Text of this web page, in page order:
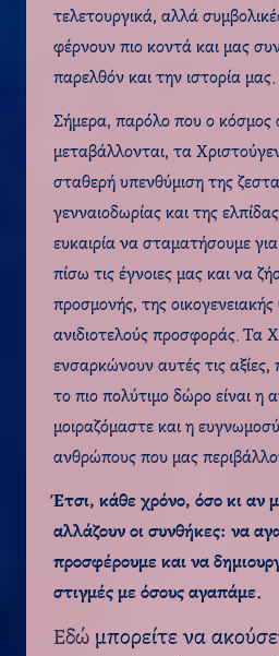
τελετουργικά, αλλά
φέρνουν πιο κοντά και μας
παρελθόν και την ιστορία μας.
Σήμερα, παρόλο που ο κόσμος
μεταβάλλονται, τα
σταθερή υπενθύμιση της
γενναιοδωρίας και της
ευκαιρία να σταματήσουμε
πίσω τις έγνοιες μας και να
προσμονής, της
ανιδιοτελούς προσφοράς. Τα
ενσαρκώνουν αυτές τις
το πιο πολύτιμο δώρο είναι η
μοιραζόμαστε και η
ανθρώπους που μας
Έτσι, κάθε χρόνο, όσο κι αν
αλλάζουν οι συνθήκες: να
προσφέρουμε και να
στιγμές με όσους αγαπάμε.
Εδώ μπορείτε να